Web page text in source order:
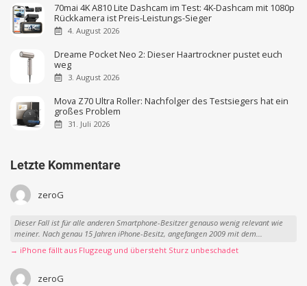
70mai 4K A810 Lite Dashcam im Test: 4K-Dashcam mit 1080p
Rückkamera ist Preis-Leistungs-Sieger
4. August 2026
Dreame Pocket Neo 2: Dieser Haartrockner pustet euch
weg
3. August 2026
Mova Z70 Ultra Roller: Nachfolger des Testsiegers hat ein
großes Problem
31. Juli 2026
Letzte Kommentare
zeroG
Dieser Fall ist für alle anderen Smartphone-Besitzer genauso wenig relevant wie
meiner. Nach genau 15 Jahren iPhone-Besitz, angefangen 2009 mit dem...
→ iPhone fällt aus Flugzeug und übersteht Sturz unbeschadet
zeroG